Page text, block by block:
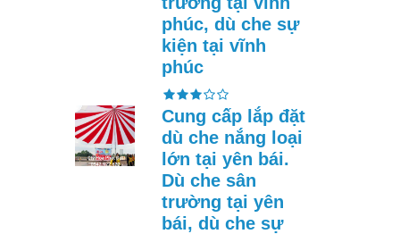
phúc, dù che sự
kiện tại vĩnh
phúc
Cung cấp lắp đặt
dù che nắng loại
lớn tại yên bái.
Dù che sân
trường tại yên
bái, dù che sự